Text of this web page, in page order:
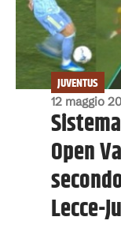
12 maggio
JUVENTUS
Open
Lecce-